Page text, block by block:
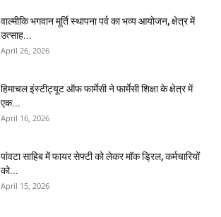
वाल्मीकि भगवान मूर्ति स्थापना पर्व का भव्य आयोजन, क्षेत्र में
उत्साह...
April 26, 2026
हिमाचल इंस्टीट्यूट ऑफ फार्मेसी ने फार्मेसी शिक्षा के क्षेत्र में
एक...
April 16, 2026
पांवटा साहिब में फायर सेफ्टी को लेकर मॉक ड्रिल, कर्मचारियों
को...
April 15, 2026